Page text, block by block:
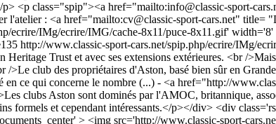
info@classic-sport-
l'atelier : <a href="mailto:cv@classic-sport-cars.net" title=
ecrire/IMg/ecrire/IMG/cache-8x11/puce-8x11.gif'
http://www.classic-sport-cars.net/spip.php/ecrire/IMg/
Trust et avec ses extensions extérieures. <br /
club des propriétaires d'Aston, basé bien sûr en
en ce qui concerne le nombre (...) - <a href="http://
clubs Aston sont dominés par l'AMOC, britannique,
formels et cependant intéressants.</p></div> <div
> <img src='http://www.classic-sport-